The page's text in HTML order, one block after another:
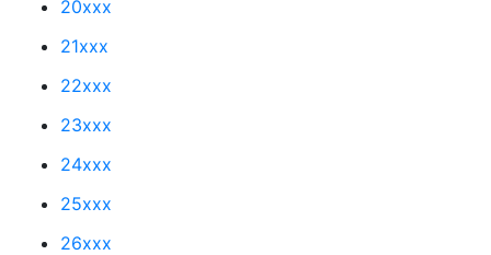
20xxx
21xxx
22xxx
23xxx
24xxx
25xxx
26xxx